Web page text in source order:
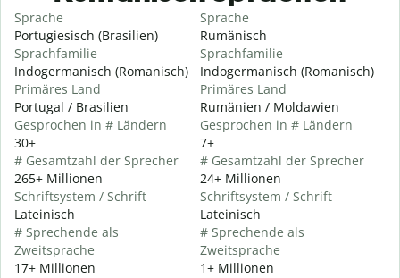
Sprache
Portugiesisch (Brasilien)
Sprachfamilie
Indogermanisch (Romanisch)
Primäres Land
Portugal / Brasilien
Gesprochen in # Ländern
30+
# Gesamtzahl der Sprecher
265+ Millionen
Schriftsystem / Schrift
Lateinisch
# Sprechende als
Zweitsprache
17+ Millionen
Sprache
Rumänisch
Sprachfamilie
Indogermanisch (Romanisch)
Primäres Land
Rumänien / Moldawien
Gesprochen in # Ländern
7+
# Gesamtzahl der Sprecher
24+ Millionen
Schriftsystem / Schrift
Lateinisch
# Sprechende als
Zweitsprache
1+ Millionen